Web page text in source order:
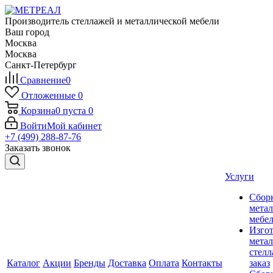
Производитель стеллажей и металлической мебели
Ваш город
Москва
Москва
Санкт-Петербург
Сравнение0
Отложенные 0
Корзина0 пуста 0
ВойтиМой кабинет
+7 (499) 288-87-76
Заказать звонок
Каталог Акции Бренды Доставка Оплата Контакты
Услуги
заказ